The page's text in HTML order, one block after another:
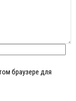
браузере для